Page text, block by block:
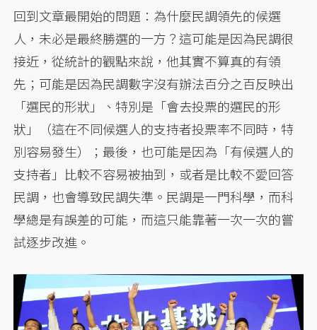
回到文章最開始的問題：為什麼民調領先的候選
人，未必是最終勝選的一方？這可能是因為民調很
接近，從統計的觀點來說，他其實不算真的有領
先；可能是因為民調數字沒有辦法百分之百反映出
「選民的形狀」、特別是「會去投票的選民的形
狀」（這在不同候選人的支持者投票率不同時，特
別容易發生）；最後，也可能是因為「有候選人的
支持者」比較不容易被抽到，或者是比較不愛回答
民調，也會導致民調失準。民調是一門科學，而科
學總是有誤差的可能，而這只能靠著一次一次的嘗
試逐步改進。